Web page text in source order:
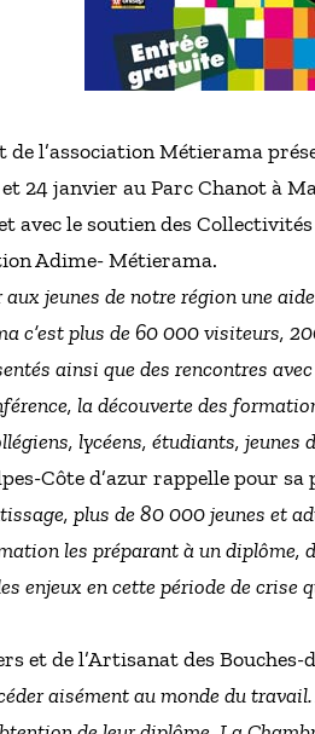
de l’association Métierama
et 24 janvier au Parc Chanot à
avec le soutien des
Adime- Métierama.
aux jeunes de notre région une
c’est plus de 60 000 visiteurs,
ainsi que des rencontres
la découverte des
lycéens, étudiants, jeunes
Côte d’azur rappelle pour sa
plus de 80 000 jeunes et
les préparant à un diplôme,
enjeux en cette période de crise
et de l’Artisanat des Bouches-
aisément au monde du